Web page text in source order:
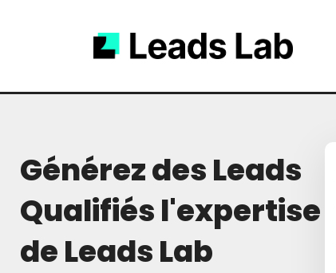
Générez des Leads
Qualifiés l'expertise
de Leads Lab